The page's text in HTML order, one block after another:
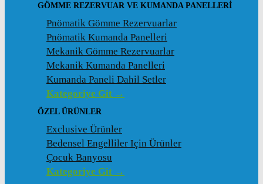
GÖMME REZERVUAR VE KUMANDA PANELLERI
Pnömatik Gömme Rezervuarlar
Pnömatik Kumanda Panelleri
Mekanik Gömme Rezervuarlar
Mekanik Kumanda Panelleri
Kumanda Paneli Dahil Setler
Kategoriye Git →
ÖZEL ÜRÜNLER
Exclusive Ürünler
Bedensel Engelliler Için Ürünler
Çocuk Banyosu
Kategoriye Git →